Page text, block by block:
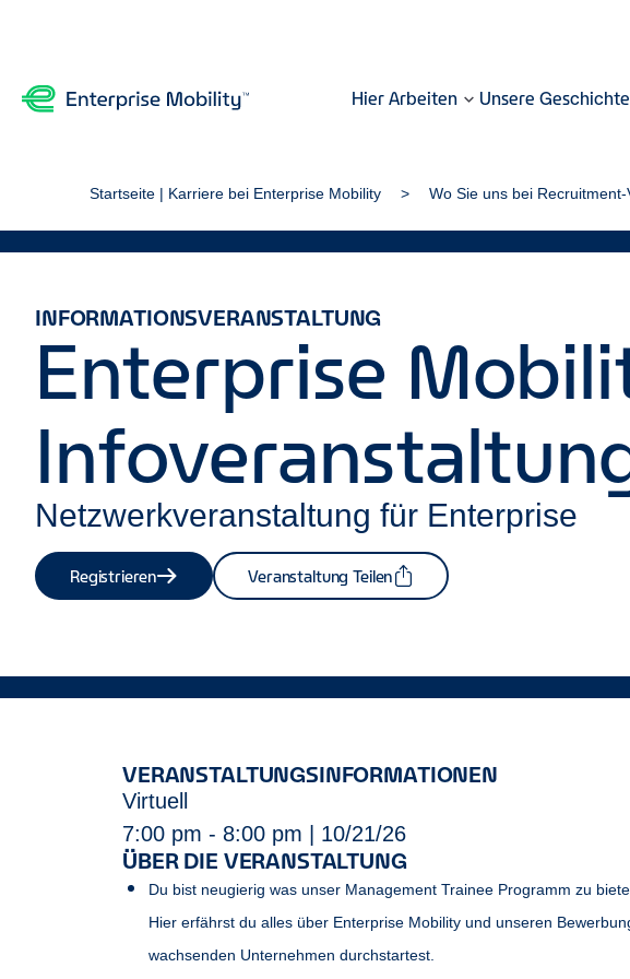
Hier Arbeiten Unsere Geschichte
Startseite | Karriere bei Enterprise Mobility Wo Sie uns bei
INFORMATIONSVERANSTALTUNG
Enterprise
Netzwerkveranstaltung für Enterprise
Registrieren Veranstaltung Teilen
VERANSTALTUNGSINFORMATIONEN
Virtuell
7:00 pm - 8:00 pm | 10/21/26
ÜBER DIE VERANSTALTUNG
Du bist neugierig was unser Management Trainee Programm zu
Hier erfährst du alles über Enterprise Mobility und unseren
wachsenden Unternehmen durchstartest.